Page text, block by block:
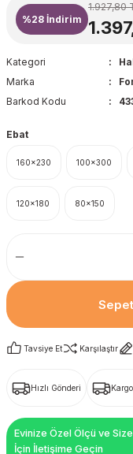
%28 İndirim
1.927,80
Kategori
Marka
Barkod Kodu
Ebat
160x230 100x300
120x180 80x150
Tavsiye Et Karşılaştır
Hızlı Gönderi
Evinize Özel Ölçü ve
İçin İletişime Geçin